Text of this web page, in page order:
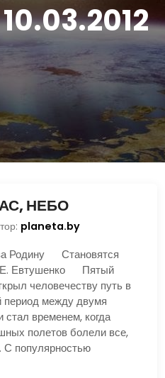
10.03.2012
НЕБО
planeta.by
Родину Становятся
Евтушенко Пятый
человечеству путь в
период между двумя
временем, когда
полетов болели все,
С популярностью